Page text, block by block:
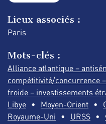
Lieux associés :
Paris
Mots-clés :
Alliance atlantique –
compétitivité/concurrence
froide – investissements
Libye
Moyen-Orient
Royaume-Uni
URSS